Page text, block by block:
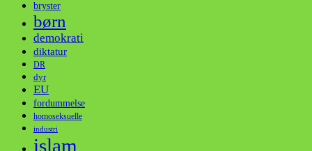
bryster
børn
demokrati
diktatur
DR
dyr
EU
fordummelse
homoseksuelle
industri
islam